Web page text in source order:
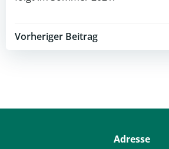
Post
Vorheriger Beitrag
Adresse